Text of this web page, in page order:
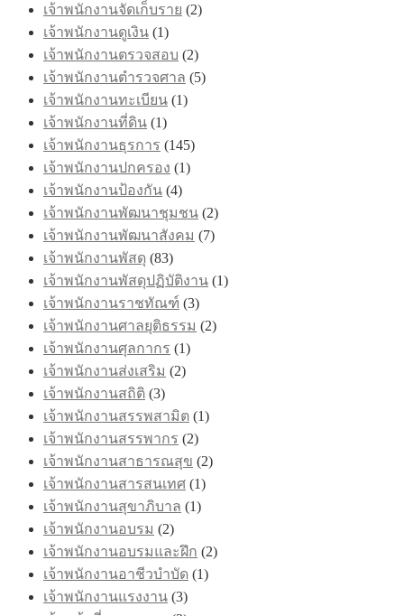
เจ้าพนักงานจัดเก็บราย (2)
เจ้าพนักงานดูเงิน (1)
เจ้าพนักงานตรวจสอบ (2)
เจ้าพนักงานตำรวจศาล (5)
เจ้าพนักงานทะเบียน (1)
เจ้าพนักงานที่ดิน (1)
เจ้าพนักงานธุรการ (145)
เจ้าพนักงานปกครอง (1)
เจ้าพนักงานป้องกัน (4)
เจ้าพนักงานพัฒนาชุมชน (2)
เจ้าพนักงานพัฒนาสังคม (7)
เจ้าพนักงานพัสดุ (83)
เจ้าพนักงานพัสดุปฏิบัติงาน (1)
เจ้าพนักงานราชทัณฑ์ (3)
เจ้าพนักงานศาลยุติธรรม (2)
เจ้าพนักงานศุลกากร (1)
เจ้าพนักงานส่งเสริม (2)
เจ้าพนักงานสถิติ (3)
เจ้าพนักงานสรรพสามิต (1)
เจ้าพนักงานสรรพากร (2)
เจ้าพนักงานสาธารณสุข (2)
เจ้าพนักงานสารสนเทศ (1)
เจ้าพนักงานสุขาภิบาล (1)
เจ้าพนักงานอบรม (2)
เจ้าพนักงานอบรมและฝึก (2)
เจ้าพนักงานอาชีวบำบัด (1)
เจ้าพนักงานแรงงาน (3)